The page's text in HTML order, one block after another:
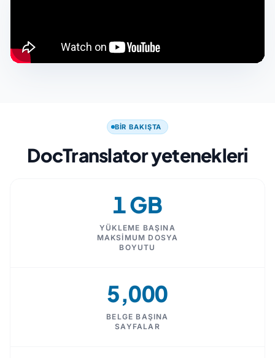
BIR BAKIŞTA
DocTranslator yetenekleri
1 GB
YÜKLEME BAŞINA
MAKSIMUM DOSYA
BOYUTU
5,000
BELGE BAŞINA
SAYFALAR